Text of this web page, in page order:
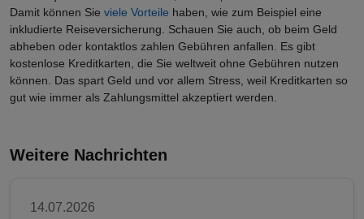
Damit können Sie viele Vorteile haben, wie zum Beispiel eine
inkludierte Reiseversicherung. Schauen Sie auch, ob beim Geld
abheben oder kontaktlos zahlen Gebühren anfallen. Es gibt
kostenlose Kreditkarten, die Sie weltweit ohne Gebühren nutzen
können. Das spart Geld und vor allem Stress, weil Kreditkarten so
gut wie immer als Zahlungsmittel akzeptiert werden.
Weitere Nachrichten
14.07.2026